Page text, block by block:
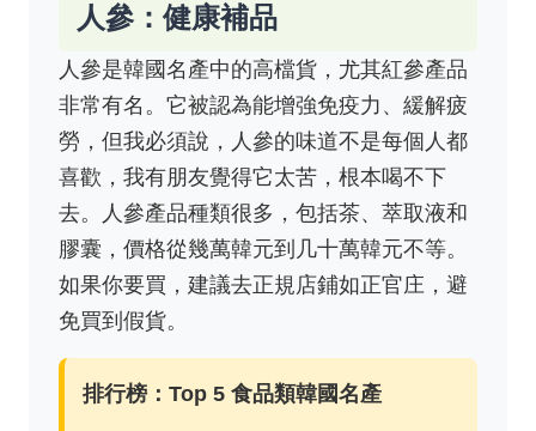
人參：健康補品
人參是韓國名產中的高檔貨，尤其紅參產品
非常有名。它被認為能增強免疫力、緩解疲
勞，但我必須說，人參的味道不是每個人都
喜歡，我有朋友覺得它太苦，根本喝不下
去。人參產品種類很多，包括茶、萃取液和
膠囊，價格從幾萬韓元到几十萬韓元不等。
如果你要買，建議去正規店鋪如正官庄，避
免買到假貨。
排行榜：Top 5 食品類韓國名產